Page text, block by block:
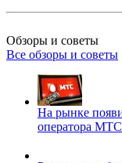
Обзоры и советы
Все обзоры и советы
На рынке
оператора МТС